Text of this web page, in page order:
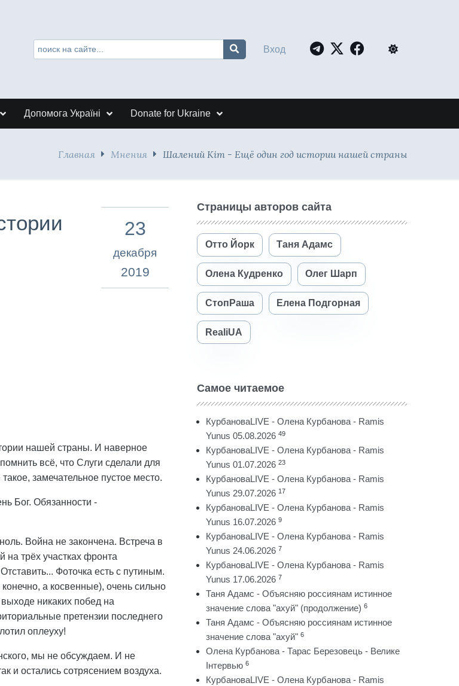
Вход
Допомога Україні Donate for Ukraine
Главная Мнения Шалений Кіт - Ещё один год истории нашей страны
23
декабря
2019
нашей страны. И наверное
всё, что Слуги сделали для
замечательное пустое место.
Бог. Обязанности -
Война не закончена. Встреча в
на трёх участках фронта
Фоточка есть с путиным.
а косвенные), очень сильно
никаких побед на
претензии последнего
оплеуху!
мы не обсуждаем. И не
и остались сотрясением воздуха.
Страницы авторов сайта
Отто Йорк Таня Адамс
Олена Кудренко Олег Шарп
СтопРаша Елена Подгорная
RealiUA
Самое читаемое
КурбановаLIVE - Олена Курбанова - Ramis
Yunus 05.08.2026 49
КурбановаLIVE - Олена Курбанова - Ramis
Yunus 01.07.2026 23
КурбановаLIVE - Олена Курбанова - Ramis
Yunus 29.07.2026 17
КурбановаLIVE - Олена Курбанова - Ramis
Yunus 16.07.2026 9
КурбановаLIVE - Олена Курбанова - Ramis
Yunus 24.06.2026 7
КурбановаLIVE - Олена Курбанова - Ramis
Yunus 17.06.2026 7
Таня Адамс - Объясняю россиянам истинное
значение слова "ахуй" (продолжение) 6
Таня Адамс - Объясняю россиянам истинное
значение слова "ахуй" 6
Олена Курбанова - Тарас Березовець - Велике
Інтервью 6
КурбановаLIVE - Олена Курбанова - Ramis